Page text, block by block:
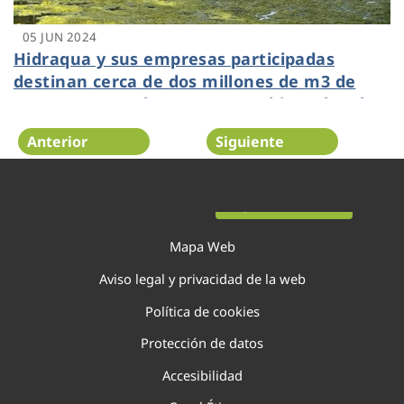
05 JUN 2024
Hidraqua y sus empresas participadas
destinan cerca de dos millones de m3 de
agua regenerada para uso ambiental en la
Comunitat Valenciana
Anterior Siguiente
Mapa Web
Aviso legal y privacidad de la web
Política de cookies
Protección de datos
Accesibilidad